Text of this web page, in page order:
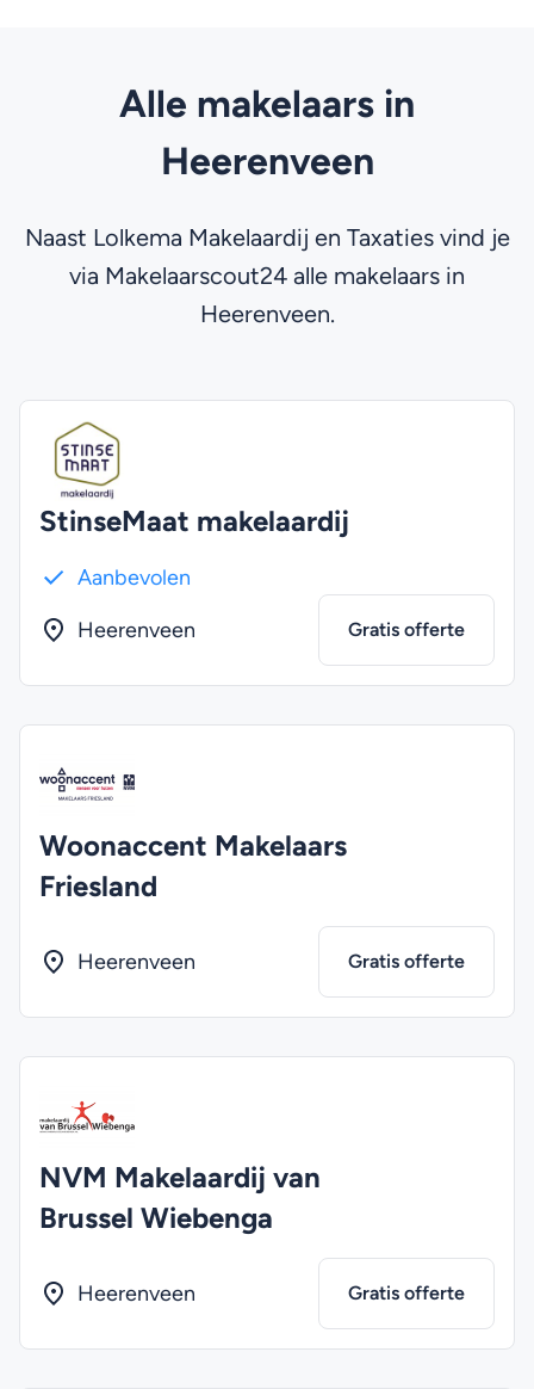
Alle makelaars in
Heerenveen
Naast Lolkema Makelaardij en Taxaties vind je
via Makelaarscout24 alle makelaars in
Heerenveen.
StinseMaat makelaardij
Aanbevolen
Heerenveen
Gratis offerte
Woonaccent Makelaars
Friesland
Heerenveen Gratis offerte
NVM Makelaardij van
Brussel Wiebenga
Heerenveen Gratis offerte